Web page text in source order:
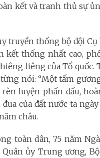
kết và tranh thủ sự
truyền thống bộ đội
kết thống nhất cao,
liêng của Tổ quốc.
nói: “Một tấm
luyện phấn đấu,
của đất nước ta
châu.
toàn dân, 75 năm
ủy Trung ương,